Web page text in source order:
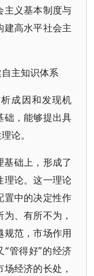
主义基本制度与
建高水平社会主
主知识体系
成因和发现机
础，能够提出具
论。
础上，形成了
理论。这一理论
置中的决定性作
、有所不为，
规范，市场作用
“管得好”的经济
经济的长处，